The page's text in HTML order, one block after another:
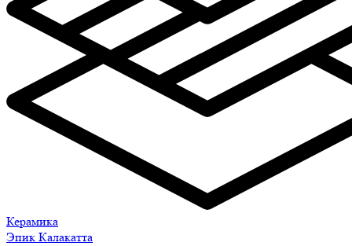
Керамика
Эпик Калакатта